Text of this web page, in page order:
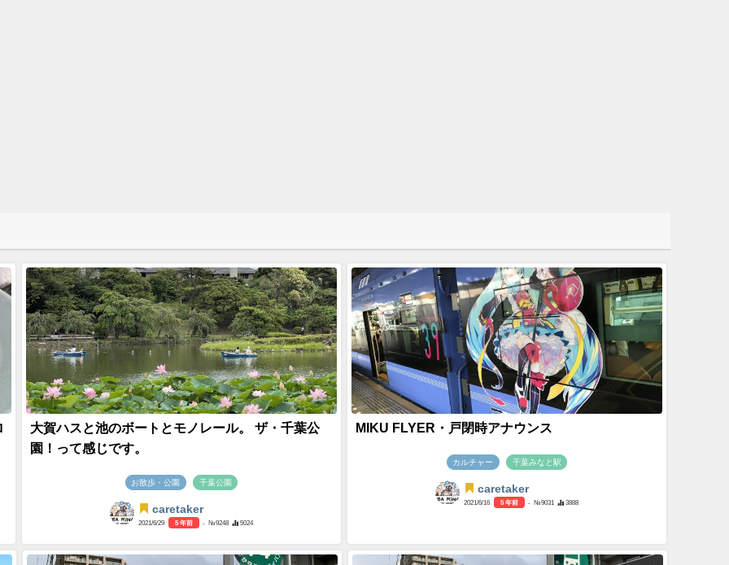
大賀ハスと池のボートとモノレール。 ザ・千葉公
園！って感じです。
お散歩・公園 千葉公園
caretaker
2021/6/29 5 年前 - №9248 5024
MIKU FLYER・戸閉時アナウンス
カルチャー 千葉みなと駅
caretaker
2021/6/16 5 年前 - №9031 3888